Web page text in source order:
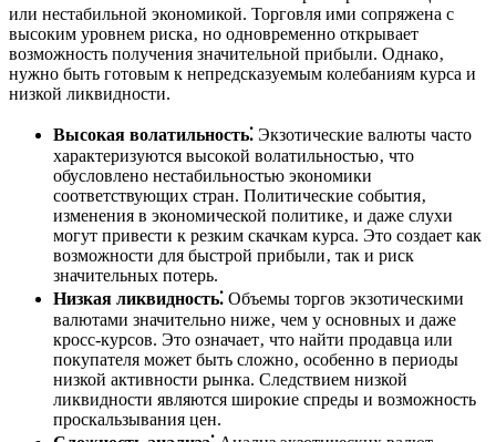
или нестабильной экономикой. Торговля ими сопряжена с
высоким уровнем риска‚ но одновременно открывает
возможность получения значительной прибыли. Однако‚
нужно быть готовым к непредсказуемым колебаниям курса и
низкой ликвидности.
Высокая волатильность⁚ Экзотические валюты часто
характеризуются высокой волатильностью‚ что
обусловлено нестабильностью экономики
соответствующих стран. Политические события‚
изменения в экономической политике‚ и даже слухи
могут привести к резким скачкам курса. Это создает как
возможности для быстрой прибыли‚ так и риск
значительных потерь.
Низкая ликвидность⁚ Объемы торгов экзотическими
валютами значительно ниже‚ чем у основных и даже
кросс-курсов. Это означает‚ что найти продавца или
покупателя может быть сложно‚ особенно в периоды
низкой активности рынка. Следствием низкой
ликвидности являются широкие спреды и возможность
проскальзывания цен.